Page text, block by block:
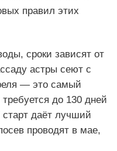
правил этих
сроки зависят от
астры сеют с
— это самый
до 130 дней
даёт лучший
проводят в мае,